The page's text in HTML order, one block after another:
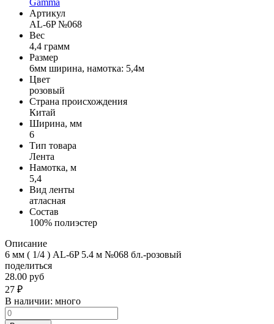
Артикул
AL-6P №068
Вес
4,4 грамм
Размер
6мм ширина, намотка: 5,4м
Цвет
розовый
Страна происхождения
Китай
Ширина, мм
6
Тип товара
Лента
Намотка, м
5,4
Вид ленты
атласная
Состав
100% полиэстер
Описание
6 мм ( 1/4 ) AL-6P 5.4 м №068 бл.-розовый
поделиться
28.00 руб
27 ₽
В наличии: много